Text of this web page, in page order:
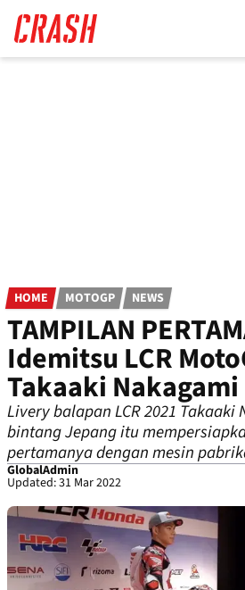
main
content
HOME MOTOGP NEWS
TAMPILAN
Idemitsu LCR
Takaaki Nakagami
Livery balapan LCR 2021 Takaaki
bintang Jepang itu
pertamanya dengan mesin
GlobalAdmin
Updated: 31 Mar 2022